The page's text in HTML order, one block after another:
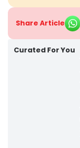
Share Article
Curated For You